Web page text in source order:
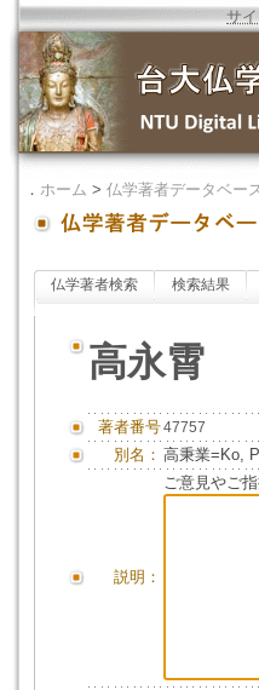
サ
． ホーム > 仏学著者データベー
仏学著者検索 検索結果
高永霄
著者番号47757
別名： 高秉業=Ko,
説明：
ご意見やご